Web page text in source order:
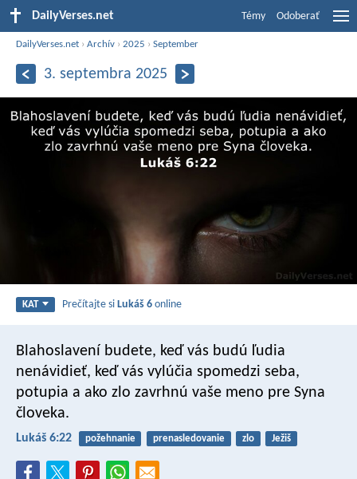
DailyVerses.net Témy Odoberať
DailyVerses.net ›Archív ›2025 ›September
3. septembra 2025
KAT Prečítajte siLukáš 6 online
Blahoslavení budete, keď vás budú ľudia
nenávidieť, keď vás vylúčia spomedzi seba,
potupia a ako zlo zavrhnú vaše meno pre Syna
človeka.
Lukáš 6:22 požehnanie prenasledovanie zlo Ježiš